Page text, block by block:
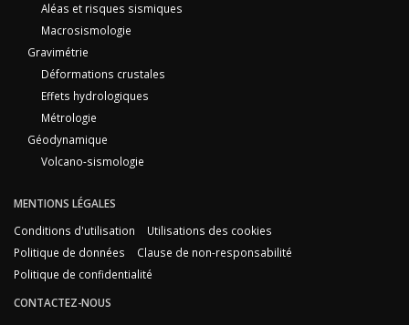
Aléas et risques sismiques
Macrosismologie
Gravimétrie
Déformations crustales
Effets hydrologiques
Métrologie
Géodynamique
Volcano-sismologie
MENTIONS LÉGALES
Conditions d'utilisation
Utilisations des cookies
Politique de données
Clause de non-responsabilité
Politique de confidentialité
CONTACTEZ-NOUS